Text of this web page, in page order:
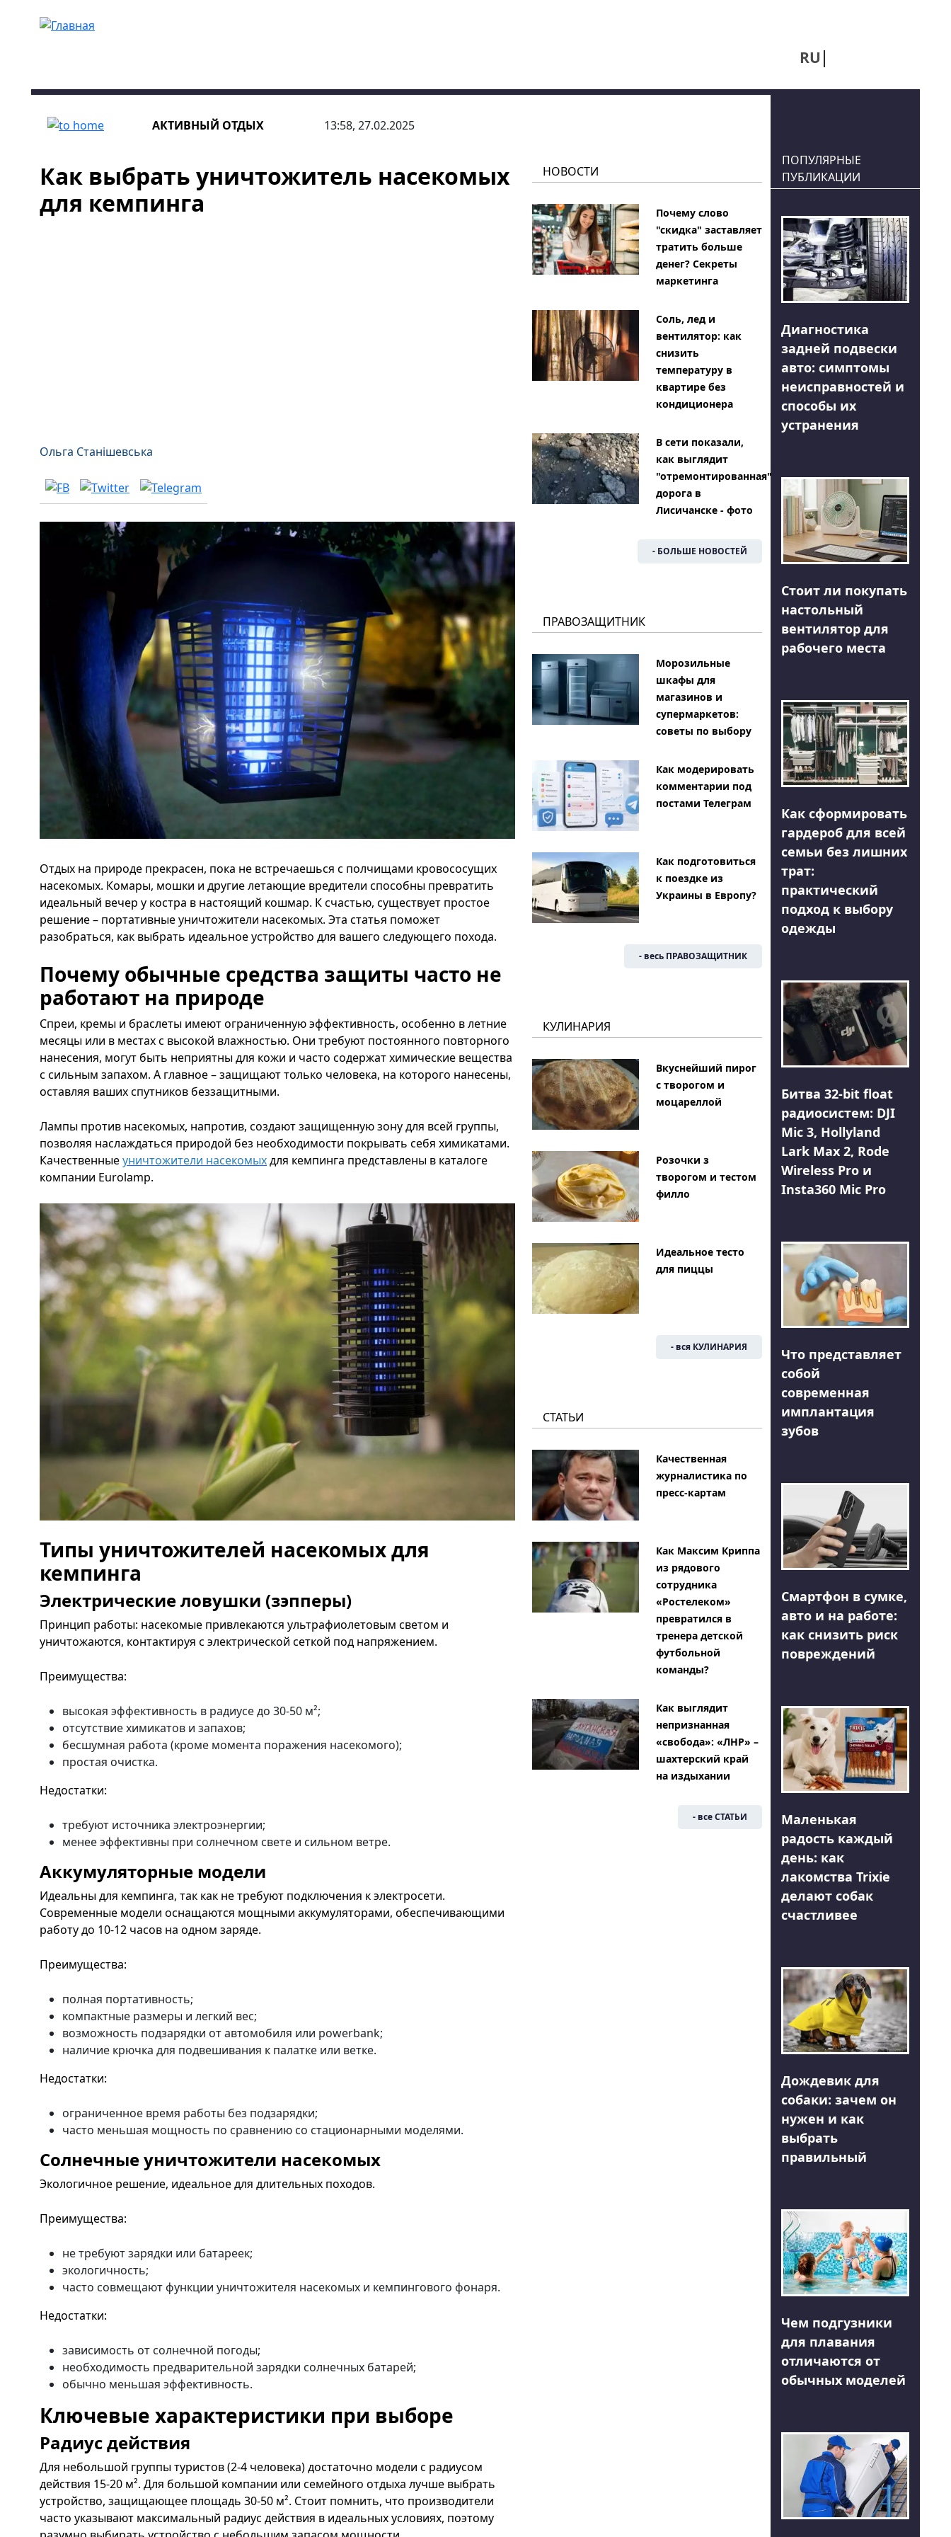
RU
АКТИВНЫЙ ОТДЫХ 13:58, 27.02.2025
Как выбрать уничтожитель насекомых
для кемпинга
Ольга Станішевська
Отдых на природе прекрасен, пока не встречаешься с полчищами кровососущих
насекомых. Комары, мошки и другие летающие вредители способны превратить
идеальный вечер у костра в настоящий кошмар. К счастью, существует простое
решение – портативные уничтожители насекомых. Эта статья поможет
разобраться, как выбрать идеальное устройство для вашего следующего похода.
Почему обычные средства защиты часто не
работают на природе
Спреи, кремы и браслеты имеют ограниченную эффективность, особенно в летние
месяцы или в местах с высокой влажностью. Они требуют постоянного повторного
нанесения, могут быть неприятны для кожи и часто содержат химические вещества
с сильным запахом. А главное – защищают только человека, на которого нанесены,
оставляя ваших спутников беззащитными.
Лампы против насекомых, напротив, создают защищенную зону для всей группы,
позволяя наслаждаться природой без необходимости покрывать себя химикатами.
Качественныеуничтожители насекомыхдля кемпинга представлены в каталоге
компании Eurolamp.
Типы уничтожителей насекомых для
кемпинга
Электрические ловушки (зэпперы)
Принцип работы: насекомые привлекаются ультрафиолетовым светом и
уничтожаются, контактируя с электрической сеткой под напряжением.
Преимущества:
высокая эффективность в радиусе до 30-50 м²;
отсутствие химикатов и запахов;
бесшумная работа (кроме момента поражения насекомого);
простая очистка.
Недостатки:
требуют источника электроэнергии;
менее эффективны при солнечном свете и сильном ветре.
Аккумуляторные модели
Идеальны для кемпинга, так как не требуют подключения к электросети.
Современные модели оснащаются мощными аккумуляторами, обеспечивающими
работу до 10-12 часов на одном заряде.
Преимущества:
полная портативность;
компактные размеры и легкий вес;
возможность подзарядки от автомобиля или powerbank;
наличие крючка для подвешивания к палатке или ветке.
Недостатки:
ограниченное время работы без подзарядки;
часто меньшая мощность по сравнению со стационарными моделями.
Солнечные уничтожители насекомых
Экологичное решение, идеальное для длительных походов.
Преимущества:
не требуют зарядки или батареек;
экологичность;
часто совмещают функции уничтожителя насекомых и кемпингового фонаря.
Недостатки:
зависимость от солнечной погоды;
необходимость предварительной зарядки солнечных батарей;
обычно меньшая эффективность.
Ключевые характеристики при выборе
Радиус действия
Для небольшой группы туристов (2-4 человека) достаточно модели с радиусом
действия 15-20 м². Для большой компании или семейного отдыха лучше выбрать
устройство, защищающее площадь 30-50 м². Стоит помнить, что производители
часто указывают максимальный радиус действия в идеальных условиях, поэтому
НОВОСТИ
Почему слово
"скидка" заставляет
тратить больше
денег? Секреты
маркетинга
Соль, лед и
вентилятор: как
снизить
температуру в
квартире без
кондиционера
В сети показали,
как выглядит
"отремонтированная"
дорога в
Лисичанске - фото
- БОЛЬШЕ НОВОСТЕЙ
ПРАВОЗАЩИТНИК
Морозильные
шкафы для
магазинов и
супермаркетов:
советы по выбору
Как модерировать
комментарии под
постами Телеграм
Как подготовиться
к поездке из
Украины в Европу?
- весь ПРАВОЗАЩИТНИК
КУЛИНАРИЯ
Вкуснейший пирог
с творогом и
моцареллой
Розочки з
творогом и тестом
филло
Идеальное тесто
для пиццы
- вся КУЛИНАРИЯ
СТАТЬИ
Качественная
журналистика по
пресс-картам
Как Максим Криппа
из рядового
сотрудника
«Ростелеком»
превратился в
тренера детской
футбольной
команды?
Как выглядит
непризнанная
«свобода»: «ЛНР» –
шахтерский край
на издыхании
- все СТАТЬИ
ПОПУЛЯРНЫЕ
ПУБЛИКАЦИИ
Диагностика
задней подвески
авто: симптомы
неисправностей и
способы их
устранения
Стоит ли покупать
настольный
вентилятор для
рабочего места
Как сформировать
гардероб для всей
семьи без лишних
трат:
практический
подход к выбору
одежды
Битва 32-bit float
радиосистем: DJI
Mic 3, Hollyland
Lark Max 2, Rode
Wireless Pro и
Insta360 Mic Pro
Что представляет
собой
современная
имплантация
зубов
Смартфон в сумке,
авто и на работе:
как снизить риск
повреждений
Маленькая
радость каждый
день: как
лакомства Trixie
делают собак
счастливее
Дождевик для
собаки: зачем он
нужен и как
выбрать
правильный
Чем подгузники
для плавания
отличаются от
обычных моделей